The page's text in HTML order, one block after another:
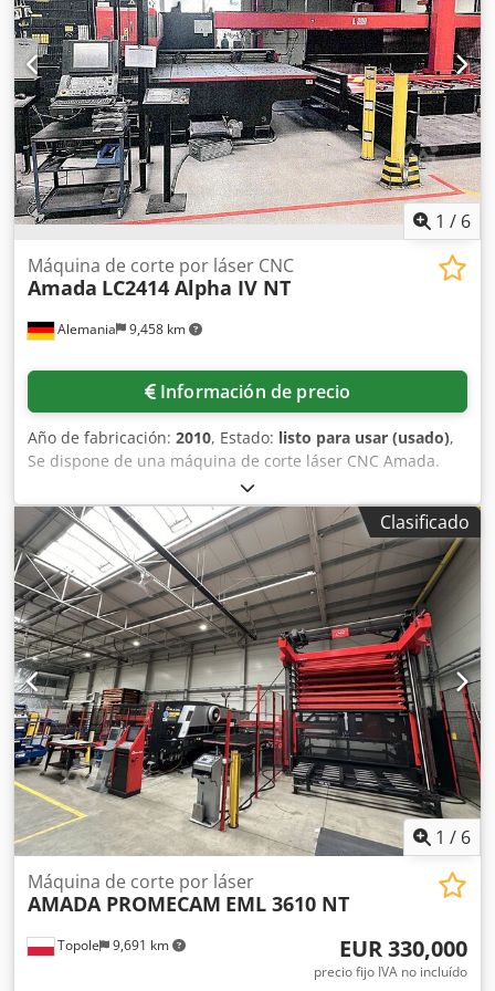
máxima: 350 mm Peso: 12400 kg Nivel de presión sonora:
75 dB(A) Tensión: 400/415 V Dkjdpfx Aiozk Dinjlsr
Frecuencia: 50 Hz Número de fases: 3 Potencia instalada:
16,5 kW Corriente nominal: 28,6 A Fecha de fabricación:
03.2009 Número de serie: HFP NT 170-3L B090020 Si tiene
alguna pregunta o necesita más información, no dude en
enviarnos un mensaje o llamarnos.
1 / 6
Alemania 9,458 km
Máquina de corte por láser CNC
Amada LC2414 Alpha IV NT
Información de precio
Año de fabricación: 2010, Estado: listo para usar (usado),
Se dispone de una máquina de corte láser CNC Amada.
Tipo de láser: CO2, potencia del láser: 4 kW, potencia de
conexión: 43 kVA, dimensiones máximas de la chapa X/Y:
1500 mm/3000 m, grosor máximo de la chapa de
acero/acero inoxidable: 10 mm/12 mm, control: Fanuc,
horas de funcionamiento: 34401 h, tiempo de operación:
21713 h, tiempo de corte: 11111 h. Incluye sistema de
carga y descarga. Se dispone de documentación. Es
posible realizar una visita in situ. Dedpfx Aezkldyeilskr
Clasificado
1 / 6
Topole 9,691 km
Máquina de corte por láser
AMADA PROMECAM EML 3610 NT
EUR 330,000
precio fijo IVA no incluído